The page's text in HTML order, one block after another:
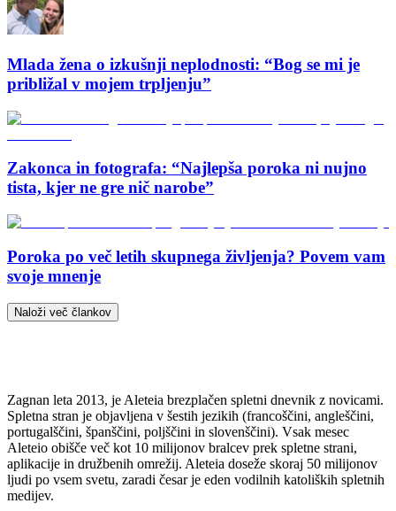
Mlada žena o izkušnji neplodnosti: “Bog se mi je
približal v mojem trpljenju”
Zakonca in fotografa: “Najlepša poroka ni nujno
tista, kjer ne gre nič narobe”
Poroka po več letih skupnega življenja? Povem vam
svoje mnenje
Naloži več člankov
Zagnan leta 2013, je Aleteia brezplačen spletni dnevnik z novicami.
Spletna stran je objavljena v šestih jezikih (francoščini, angleščini,
portugalščini, španščini, poljščini in slovenščini). Vsak mesec
Aleteio obišče več kot 10 milijonov bralcev prek spletne strani,
aplikacije in družbenih omrežij. Aleteia doseže skoraj 50 milijonov
ljudi po vsem svetu, zaradi česar je eden vodilnih katoliških spletnih
medijev.